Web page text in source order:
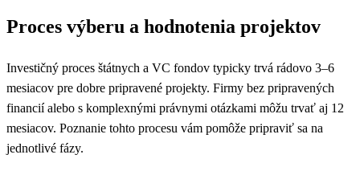
Proces výberu a hodnotenia projektov
Investičný proces štátnych a VC fondov typicky trvá rádovo 3–6
mesiacov pre dobre pripravené projekty. Firmy bez pripravených
financií alebo s komplexnými právnymi otázkami môžu trvať aj 12
mesiacov. Poznanie tohto procesu vám pomôže pripraviť sa na
jednotlivé fázy.